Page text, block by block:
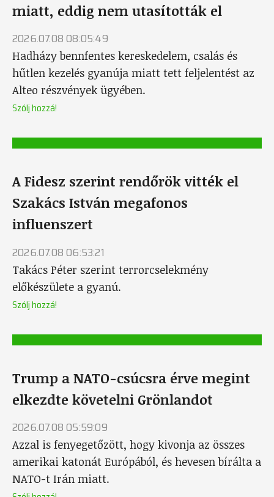
miatt, eddig nem utasították el
2026.07.08 08:05:49
Hadházy bennfentes kereskedelem, csalás és
hűtlen kezelés gyanúja miatt tett feljelentést az
Alteo részvények ügyében.
Szólj hozzá!
A Fidesz szerint rendőrök vitték el
Szakács István megafonos
influenszert
2026.07.08 06:53:21
Takács Péter szerint terrorcselekmény
előkészülete a gyanú.
Szólj hozzá!
Trump a NATO-csúcsra érve megint
elkezdte követelni Grönlandot
2026.07.08 05:59:09
Azzal is fenyegetőzött, hogy kivonja az összes
amerikai katonát Európából, és hevesen bírálta a
NATO-t Irán miatt.